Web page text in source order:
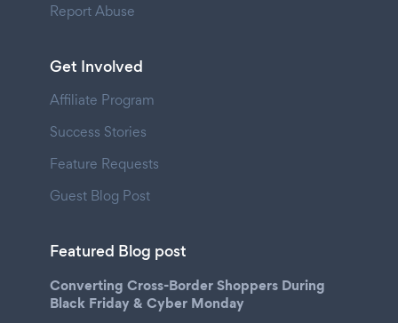
Report Abuse
Get Involved
Affiliate Program
Success Stories
Feature Requests
Guest Blog Post
Featured Blog post
Converting Cross-Border Shoppers During
Black Friday & Cyber Monday